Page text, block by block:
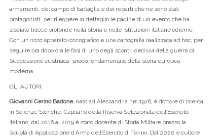
armamenti, del campo di battaglia e dei reparti che ne sono stati
protagonisti, per rileggere in dettaglio le pagine di un evento che ha
lasciato tracce profonde nella storia e nelle istituzioni italiane odierne.
Con un ricco apparato iconografico e una cartografia realizzata ad hoc, per
seguire ora dopo ora le fasi di uno degli scontri decisivi della guerra di
Successione austriaca, snodo fondamentale della storia europea
moderna.
GLI AUTORI:
Giovanni Cerino Badone, nato ad Alessandria nel 1976, è dottore di ricerca
in Scienze Storiche. Capitano della Riserva Selezionata dell’Esercito
Italiano, dal 2016 al 2019 è stato docente di Storia Militare presso la
Scuola di Applicazione d’Arma dell’Esercito di Torino. Dal 2020 è cultore